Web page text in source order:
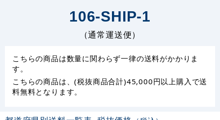
106-SHIP-1
（通常運送便）
こちらの商品は数量に関わらず一律の送料がかかりま
す。
こちらの商品は、(税抜商品合計)45,000円以上購入で送
料無料となります。